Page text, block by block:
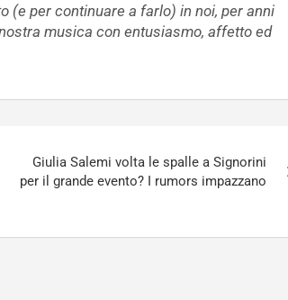
(e per continuare a farlo) in noi, per anni
musica con entusiasmo, affetto ed
Giulia Salemi volta le spalle a Signorini
per il grande evento? I rumors impazzano